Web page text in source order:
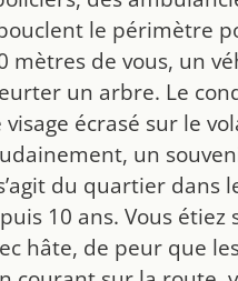
le périmètre
mètres de vous, un
un arbre. Le
visage écrasé sur le
un
du quartier dans
10 ans. Vous étiez
hâte, de peur que